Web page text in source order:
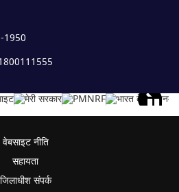
-1950
वेबसाइट नीति
सहायता
जिलाधीश संपर्क